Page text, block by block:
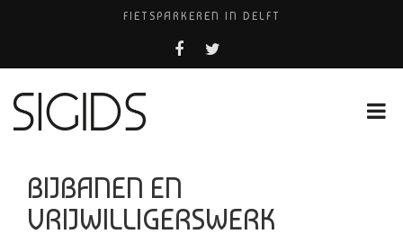
FIETSPARKEREN IN DELFT
PIZZERIA POMPEÏ ￼
COCKTAILS ON THE SPOT!
BIJBANEN EN
VRIJWILLIGERSWERK